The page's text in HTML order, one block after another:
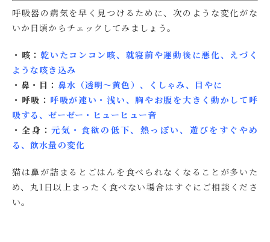
呼吸器の病気を早く見つけるために、次のような変化がな
いか日頃からチェックしてみましょう。
・咳：乾いたコンコン咳、就寝前や運動後に悪化、えづく
ような咳き込み
・鼻・目： 鼻水（透明〜黄色）、くしゃみ、目やに
・呼吸： 呼吸が速い・浅い、胸やお腹を大きく動かして呼
吸する、ゼーゼー・ヒューヒュー音
・全身：元気・食欲の低下、熱っぽい、遊びをすぐやめ
る、飲水量の変化
猫は鼻が詰まるとごはんを食べられなくなることが多いた
め、丸1日以上まったく食べない場合はすぐにご相談くださ
い。